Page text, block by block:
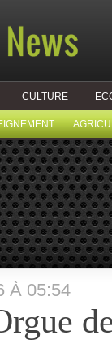
CULTURE
À 05:54